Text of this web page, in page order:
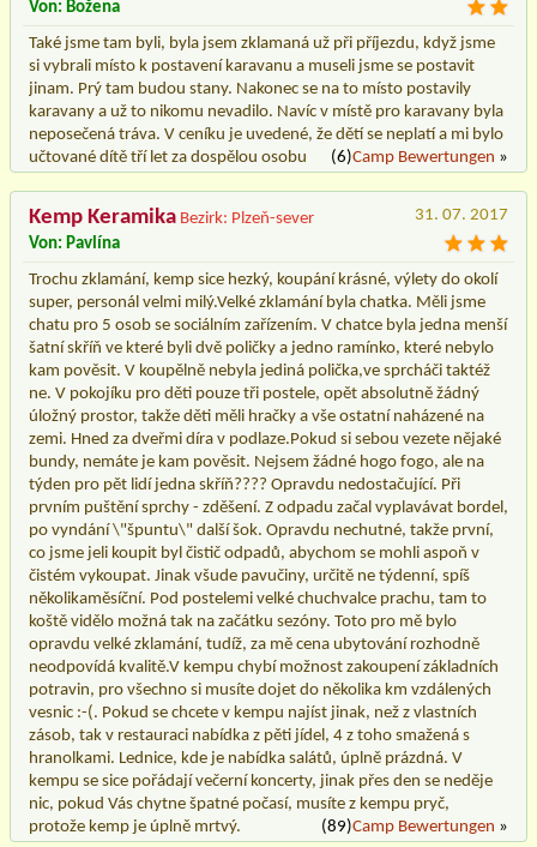
Von: Božena
Také jsme tam byli, byla jsem zklamaná už při příjezdu, když jsme
si vybrali místo k postavení karavanu a museli jsme se postavit
jinam. Prý tam budou stany. Nakonec se na to místo postavily
karavany a už to nikomu nevadilo. Navíc v místě pro karavany byla
neposečená tráva. V ceníku je uvedené, že dětí se neplatí a mi bylo
učtované dítě tří let za dospělou osobu
(6)Camp Bewertungen »
Kemp Keramika Bezirk: Plzeň-sever
31. 07. 2017
Von: Pavlína
Trochu zklamání, kemp sice hezký, koupání krásné, výlety do okolí
super, personál velmi milý.Velké zklamání byla chatka. Měli jsme
chatu pro 5 osob se sociálním zařízením. V chatce byla jedna menší
šatní skříň ve které byli dvě poličky a jedno ramínko, které nebylo
kam pověsit. V koupělně nebyla jediná polička,ve sprcháči taktéž
ne. V pokojíku pro děti pouze tři postele, opět absolutně žádný
úložný prostor, takže děti měli hračky a vše ostatní naházené na
zemi. Hned za dveřmi díra v podlaze.Pokud si sebou vezete nějaké
bundy, nemáte je kam pověsit. Nejsem žádné hogo fogo, ale na
týden pro pět lidí jedna skříň???? Opravdu nedostačující. Při
prvním puštění sprchy - zděšení. Z odpadu začal vyplavávat bordel,
po vyndání \"špuntu\" další šok. Opravdu nechutné, takže první,
co jsme jeli koupit byl čistič odpadů, abychom se mohli aspoň v
čistém vykoupat. Jinak všude pavučiny, určitě ne týdenní, spíš
několikaměsíční. Pod postelemi velké chuchvalce prachu, tam to
koště vidělo možná tak na začátku sezóny. Toto pro mě bylo
opravdu velké zklamání, tudíž, za mě cena ubytování rozhodně
neodpovídá kvalitě.V kempu chybí možnost zakoupení základních
potravin, pro všechno si musíte dojet do několika km vzdálených
vesnic :-(. Pokud se chcete v kempu najíst jinak, než z vlastních
zásob, tak v restauraci nabídka z pěti jídel, 4 z toho smažená s
hranolkami. Lednice, kde je nabídka salátů, úplně prázdná. V
kempu se sice pořádají večerní koncerty, jinak přes den se neděje
nic, pokud Vás chytne špatné počasí, musíte z kempu pryč,
protože kemp je úplně mrtvý.
(89)Camp Bewertungen »